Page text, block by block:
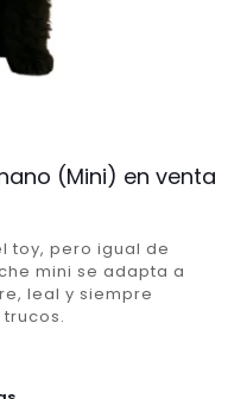
(Mini) en venta
toy, pero igual de
mini se adapta a
leal y siempre